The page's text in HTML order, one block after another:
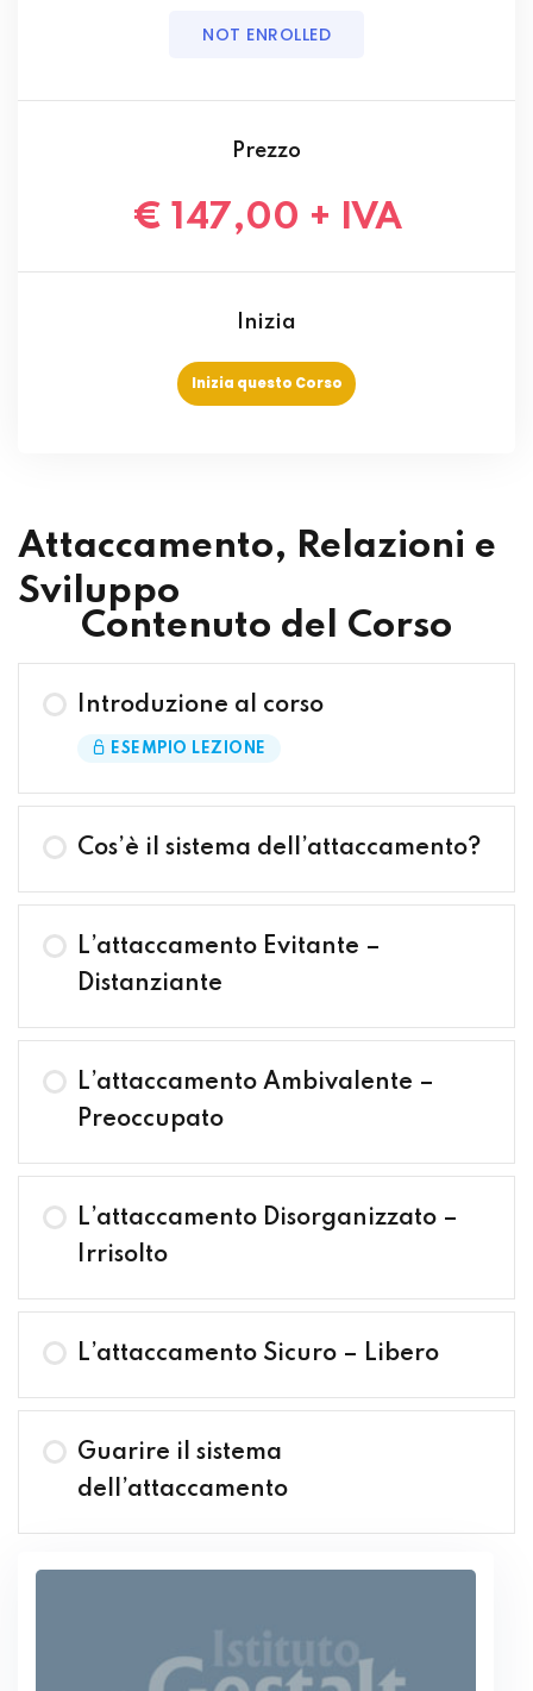
NOT ENROLLED
Prezzo
€ 147,00 + IVA
Inizia
Inizia questo Corso
Attaccamento, Relazioni e
Sviluppo
Contenuto del Corso
Introduzione al corso
ESEMPIO LEZIONE
Cos’è il sistema dell’attaccamento?
L’attaccamento Evitante –
Distanziante
L’attaccamento Ambivalente –
Preoccupato
L’attaccamento Disorganizzato –
Irrisolto
L’attaccamento Sicuro – Libero
Guarire il sistema
dell’attaccamento